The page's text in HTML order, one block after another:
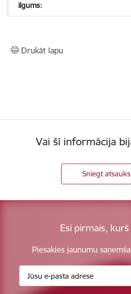
Drukāt lapu
Vai šī informācija
Sniegt
Esi pirmais,
Piesakies jaunumu